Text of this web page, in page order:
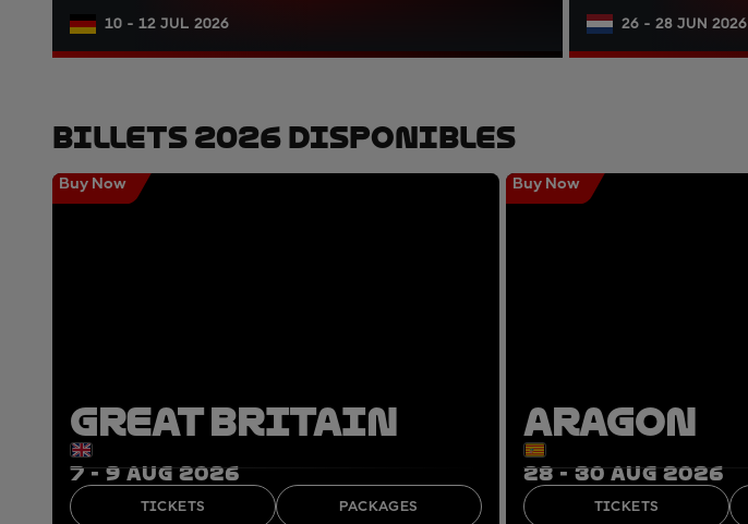
10 - 12 JUL 2026 26 - 28 JUN 2026
Billets 2026 Disponibles
Buy Now
GREAT BRITAIN
7 - 9 AUG 2026
TICKETS PACKAGES
Buy Now
ARAGON
28 - 30 AUG 2026
TICKETS